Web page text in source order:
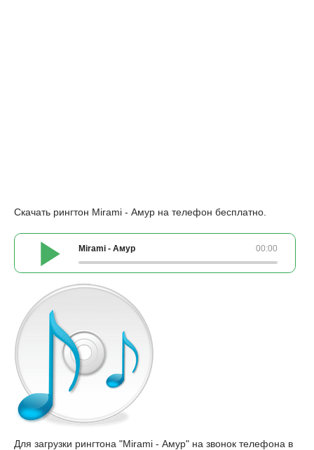
Скачать рингтон Mirami - Амур на телефон бесплатно.
00:00
Mirami - Амур
Для загрузки рингтона "Mirami - Амур" на звонок телефона в